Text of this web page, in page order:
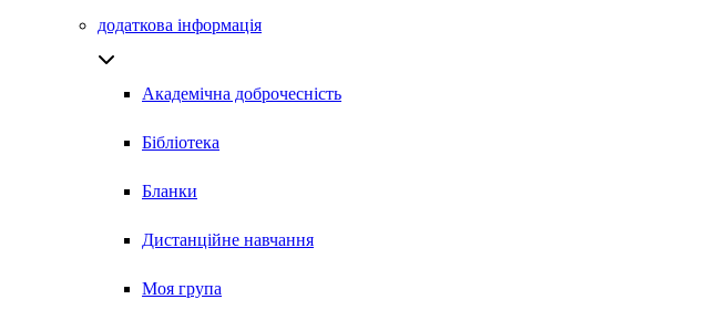
додаткова інформація
Академічна доброчесність
Бібліотека
Бланки
Дистанційне навчання
Моя група